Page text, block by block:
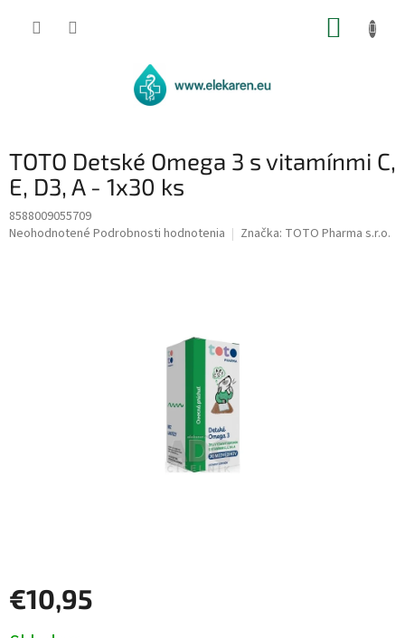
TOTO Detské Omega 3 s vitamínmi C,
E, D3, A - 1x30 ks
8588009055709
Priemerné
Neohodnotené Podrobnosti hodnotenia Značka: TOTO Pharma s.r.o.
€10,95